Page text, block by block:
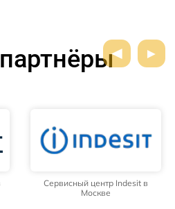
Сервисный центр Indesit в
Москве